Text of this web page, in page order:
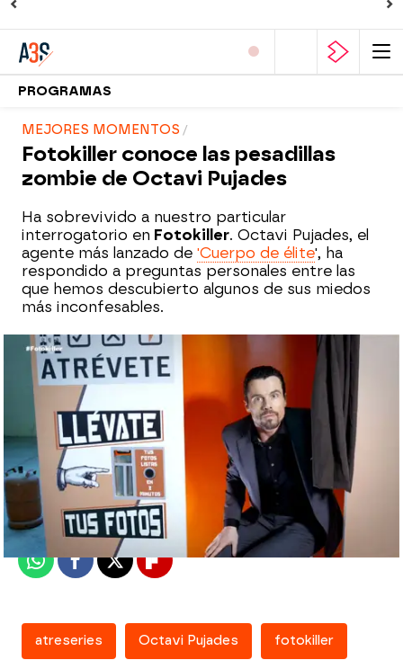
PROGRAMAS
MEJORES MOMENTOS
Fotokiller conoce las pesadillas
zombie de Octavi Pujades
Ha sobrevivido a nuestro particular
interrogatorio en Fotokiller. Octavi Pujades, el
agente más lanzado de 'Cuerpo de élite', ha
respondido a preguntas personales entre las
que hemos descubierto algunos de sus miedos
más inconfesables.
atreseries
Madrid
Publicado: 12 de julio de 2018, 10:44
WhatsappFacebook
X Flipboard
atreseries Octavi Pujades fotokiller